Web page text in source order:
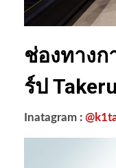
ช่องทาง
ร์ป Takeru
Inatagram :